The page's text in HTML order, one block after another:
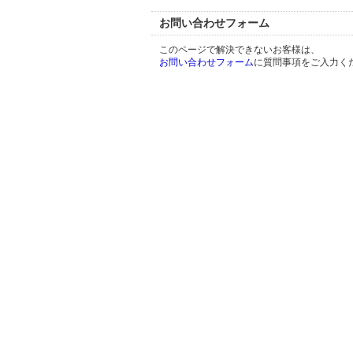
お問い合わせフォーム
このページで解決できないお客様は、
お問い合わせフォームに質問事項をご入力く